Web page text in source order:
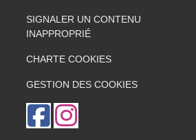
SIGNALER UN CONTENU
INAPPROPRIÉ
CHARTE COOKIES
GESTION DES COOKIES